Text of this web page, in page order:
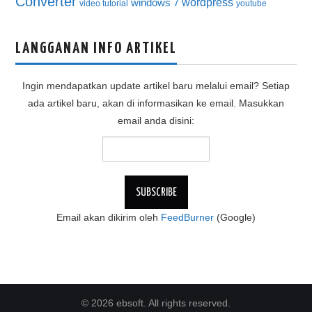
video tutorial windows 7 youtube
LANGGANAN INFO ARTIKEL
Ingin mendapatkan update artikel baru melalui email? Setiap
ada artikel baru, akan di informasikan ke email. Masukkan
email anda disini:
Email akan dikirim oleh FeedBurner (Google)
© 2026 ebsoft. All rights reserved.